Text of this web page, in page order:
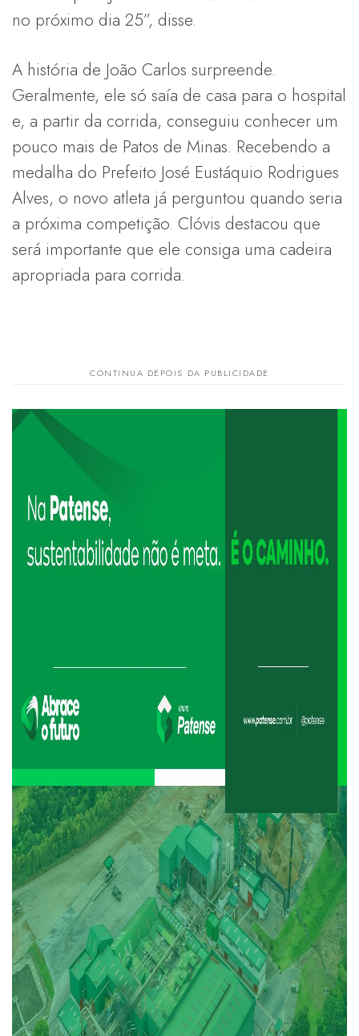
no próximo dia 25”, disse.
A história de João Carlos surpreende.
Geralmente, ele só saía de casa para o hospital
e, a partir da corrida, conseguiu conhecer um
pouco mais de Patos de Minas. Recebendo a
medalha do Prefeito José Eustáquio Rodrigues
Alves, o novo atleta já perguntou quando seria
a próxima competição. Clóvis destacou que
será importante que ele consiga uma cadeira
apropriada para corrida.